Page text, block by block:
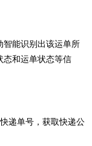
智能识别出该运单所
态和运单状态等信
递单号，获取快递公